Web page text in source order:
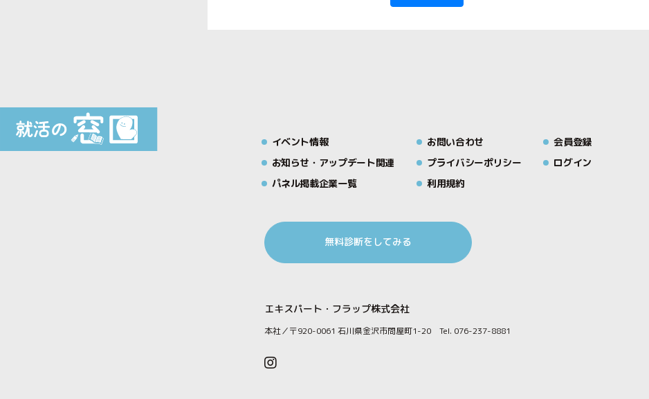
イベント情報
お知らせ・アップデート関連
パネル掲載企業一覧
お問い合わせ
プライバシーポリシー
利用規約
会員登録
ログイン
無料診断をしてみる
エキスパート・フラップ株式会社
本社／〒920-0061 石川県金沢市問屋町1-20 Tel. 076-237-8881